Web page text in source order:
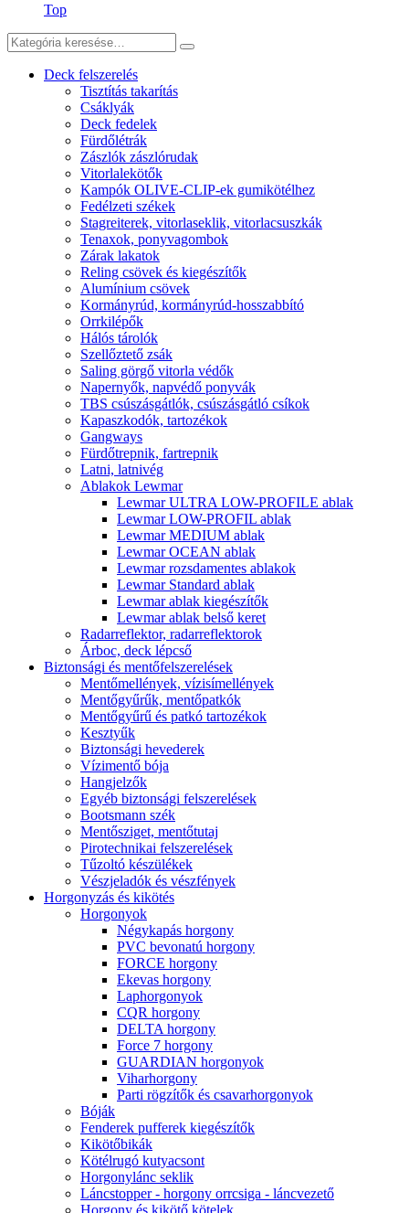
Top
Deck felszerelés
Tisztítás takarítás
Csáklyák
Deck fedelek
Fürdőlétrák
Zászlók zászlórudak
Vitorlalekötők
Kampók OLIVE-CLIP-ek gumikötélhez
Fedélzeti székek
Stagreiterek, vitorlaseklik, vitorlacsuszkák
Tenaxok, ponyvagombok
Zárak lakatok
Reling csövek és kiegészítők
Alumínium csövek
Kormányrúd, kormányrúd-hosszabbító
Orrkilépők
Hálós tárolók
Szellőztető zsák
Saling görgő vitorla védők
Napernyők, napvédő ponyvák
TBS csúszásgátlók, csúszásgátló csíkok
Kapaszkodók, tartozékok
Gangways
Fürdőtrepnik, fartrepnik
Latni, latnivég
Ablakok Lewmar
Lewmar ULTRA LOW-PROFILE ablak
Lewmar LOW-PROFIL ablak
Lewmar MEDIUM ablak
Lewmar OCEAN ablak
Lewmar rozsdamentes ablakok
Lewmar Standard ablak
Lewmar ablak kiegészítők
Lewmar ablak belső keret
Radarreflektor, radarreflektorok
Árboc, deck lépcső
Biztonsági és mentőfelszerelések
Mentőmellények, vízisímellények
Mentőgyűrűk, mentőpatkók
Mentőgyűrű és patkó tartozékok
Kesztyűk
Biztonsági hevederek
Vízimentő bója
Hangjelzők
Egyéb biztonsági felszerelések
Bootsmann szék
Mentősziget, mentőtutaj
Pirotechnikai felszerelések
Tűzoltó készülékek
Vészjeladók és vészfények
Horgonyzás és kikötés
Horgonyok
Négykapás horgony
PVC bevonatú horgony
FORCE horgony
Ekevas horgony
Laphorgonyok
CQR horgony
DELTA horgony
Force 7 horgony
GUARDIAN horgonyok
Viharhorgony
Parti rögzítők és csavarhorgonyok
Bóják
Fenderek pufferek kiegészítők
Kikötőbikák
Kötélrugó kutyacsont
Horgonylánc seklik
Láncstopper - horgony orrcsiga - láncvezető
Horgony és kikötő kötelek